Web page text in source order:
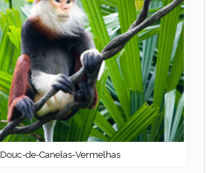
Douc-de-Canelas-Vermelhas